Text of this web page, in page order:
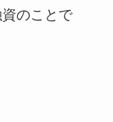
のことで